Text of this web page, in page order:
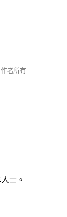
者所有
士。